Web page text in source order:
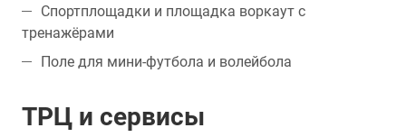
Спортплощадки и площадка воркаут с
тренажёрами
Поле для мини-футбола и волейбола
ТРЦ и сервисы